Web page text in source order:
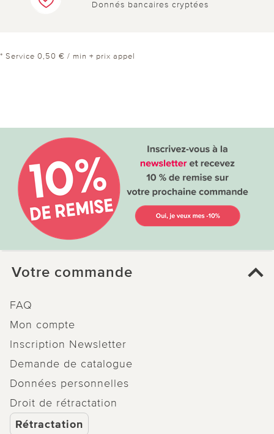
Donnés bancaires cryptées
* Service 0,50 € / min + prix appel
Votre commande
FAQ
Mon compte
Inscription Newsletter
Demande de catalogue
Données personnelles
Droit de rétractation
Rétractation